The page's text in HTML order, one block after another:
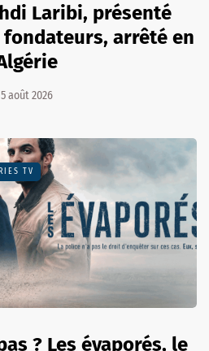
Laribi, présenté
arrêté en
5 août 2026
TV
? Les évaporés, le